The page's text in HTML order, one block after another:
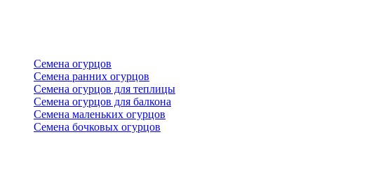
Семена огурцов
Семена ранних огурцов
Семена огурцов для теплицы
Семена огурцов для балкона
Семена маленьких огурцов
Семена бочковых огурцов